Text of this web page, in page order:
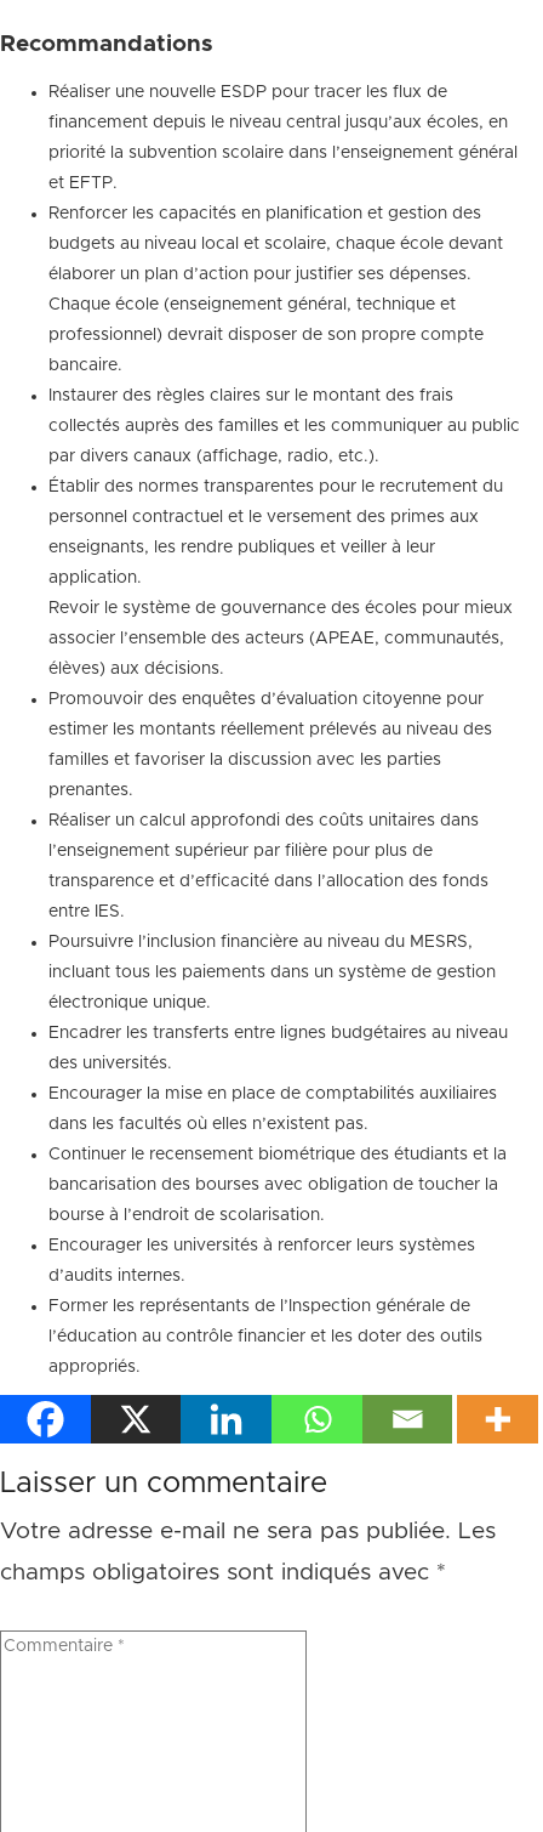
Recommandations
Réaliser une nouvelle ESDP pour tracer les flux de
financement depuis le niveau central jusqu’aux écoles, en
priorité la subvention scolaire dans l’enseignement général
et EFTP.
Renforcer les capacités en planification et gestion des
budgets au niveau local et scolaire, chaque école devant
élaborer un plan d’action pour justifier ses dépenses.
Chaque école (enseignement général, technique et
professionnel) devrait disposer de son propre compte
bancaire.
Instaurer des règles claires sur le montant des frais
collectés auprès des familles et les communiquer au public
par divers canaux (affichage, radio, etc.).
Établir des normes transparentes pour le recrutement du
personnel contractuel et le versement des primes aux
enseignants, les rendre publiques et veiller à leur
application.
Revoir le système de gouvernance des écoles pour mieux
associer l’ensemble des acteurs (APEAE, communautés,
élèves) aux décisions.
Promouvoir des enquêtes d’évaluation citoyenne pour
estimer les montants réellement prélevés au niveau des
familles et favoriser la discussion avec les parties
prenantes.
Réaliser un calcul approfondi des coûts unitaires dans
l’enseignement supérieur par filière pour plus de
transparence et d’efficacité dans l’allocation des fonds
entre IES.
Poursuivre l’inclusion financière au niveau du MESRS,
incluant tous les paiements dans un système de gestion
électronique unique.
Encadrer les transferts entre lignes budgétaires au niveau
des universités.
Encourager la mise en place de comptabilités auxiliaires
dans les facultés où elles n’existent pas.
Continuer le recensement biométrique des étudiants et la
bancarisation des bourses avec obligation de toucher la
bourse à l’endroit de scolarisation.
Encourager les universités à renforcer leurs systèmes
d’audits internes.
Former les représentants de l’Inspection générale de
l’éducation au contrôle financier et les doter des outils
appropriés.
Laisser un commentaire
Votre adresse e-mail ne sera pas publiée. Les
champs obligatoires sont indiqués avec *